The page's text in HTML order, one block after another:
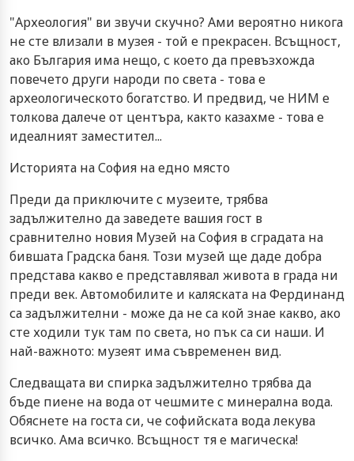
"Археология" ви звучи скучно? Ами вероятно никога
не сте влизали в музея - той е прекрасен. Всъщност,
ако България има нещо, с което да превъзхожда
повечето други народи по света - това е
археологическото богатство. И предвид, че НИМ е
толкова далече от центъра, както казахме - това е
идеалният заместител...
Историята на София на едно място
Преди да приключите с музеите, трябва
задължително да заведете вашия гост в
сравнително новия Музей на София в сградата на
бившата Градска баня. Този музей ще даде добра
представа какво е представлявал живота в града ни
преди век. Автомобилите и каляската на Фердинанд
са задължителни - може да не са кой знае какво, ако
сте ходили тук там по света, но пък са си наши. И
най-важното: музеят има съвременен вид.
Следващата ви спирка задължително трябва да
бъде пиене на вода от чешмите с минерална вода.
Обяснете на госта си, че софийската вода лекува
всичко. Ама всичко. Всъщност тя е магическа!